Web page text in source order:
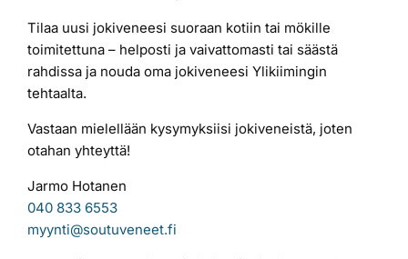
Tilaa uusi jokiveneesi suoraan kotiin tai mökille
toimitettuna – helposti ja vaivattomasti tai säästä
rahdissa ja nouda oma jokiveneesi Ylikiimingin
tehtaalta.
Vastaan mielellään kysymyksiisi jokiveneistä, joten
otahan yhteyttä!
Jarmo Hotanen
040 833 6553
myynti@soutuveneet.fi